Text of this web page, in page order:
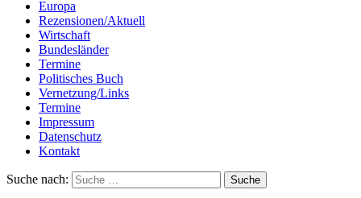
Europa
Rezensionen/Aktuell
Wirtschaft
Bundesländer
Termine
Politisches Buch
Vernetzung/Links
Termine
Impressum
Datenschutz
Kontakt
Suche nach: